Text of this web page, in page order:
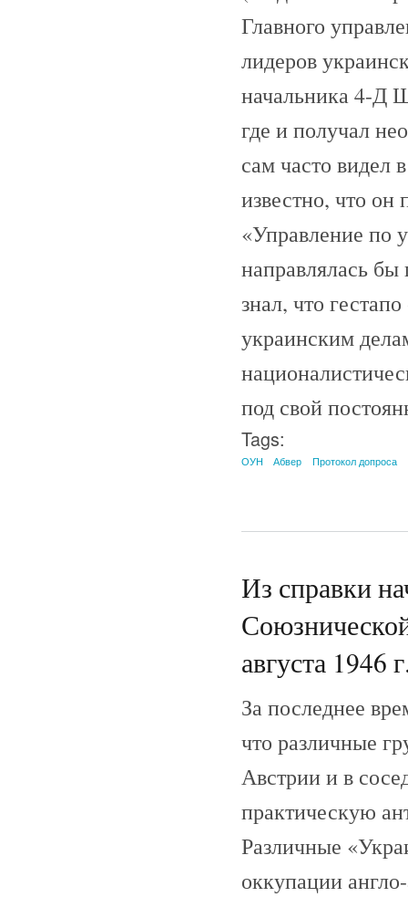
Главного
лидеров
начальника 4-Д
где и получал
сам часто
известно, что
«Управление по
направлялась
знал, что
украинским
под свой
Tags:
ОУН Абвер Протокол допроса
Из справки
августа 1946
За последнее
что различные
Австрии и в
практическую
Различные
оккупации